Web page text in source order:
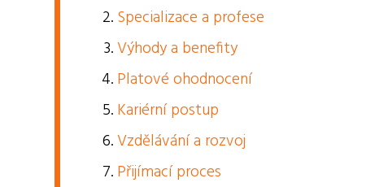
Specializace a profese
Výhody a benefity
Platové ohodnocení
Kariérní postup
Vzdělávání a rozvoj
Přijímací proces